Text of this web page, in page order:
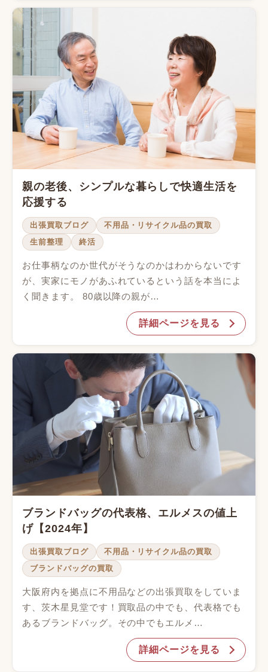
親の老後、シンプルな暮らしで快適生活を
応援する
出張買取ブログ
不用品・リサイクル品の買取
生前整理
終活
お仕事柄なのか世代がそうなのかはわからないです
が、実家にモノがあふれているという話を本当によ
く聞きます。 80歳以降の親が…
詳細ページを見る
ブランドバッグの代表格、エルメスの値上
げ【2024年】
出張買取ブログ
不用品・リサイクル品の買取
ブランドバッグの買取
大阪府内を拠点に不用品などの出張買取をしていま
す、茨木星見堂です！買取品の中でも、代表格でも
あるブランドバッグ。その中でもエルメ…
詳細ページを見る